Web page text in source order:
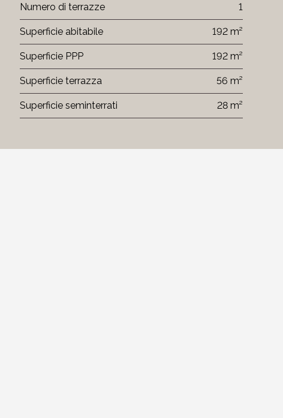
Numero di terrazze 1
Superficie abitabile 192 m²
Superficie PPP 192 m²
Superficie terrazza 56 m²
Superficie seminterrati 28 m²